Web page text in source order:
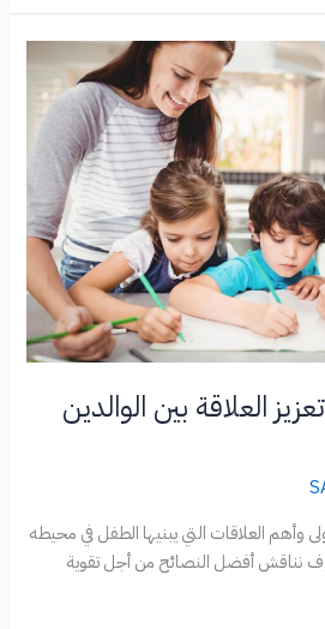
العلاقة بين الوالدين
وأهم العلاقات التي يبنيها الطفل في محيطه
نناقش أفضل النصائح من أجل تقوية